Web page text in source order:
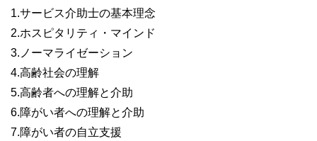
1.サービス介助士の基本理念
2.ホスピタリティ・マインド
3.ノーマライゼーション
4.高齢社会の理解
5.高齢者への理解と介助
6.障がい者への理解と介助
7.障がい者の自立支援